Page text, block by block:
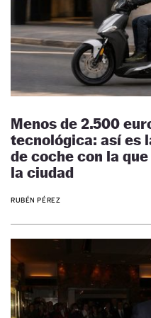
Menos de 2.500
tecnológica: así es
de coche con la
la ciudad
RUBÉN PÉREZ